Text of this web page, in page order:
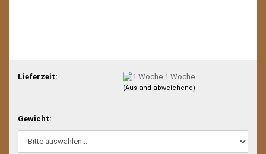
Lieferzeit: 1 Woche
(Ausland abweichend)
Gewicht: